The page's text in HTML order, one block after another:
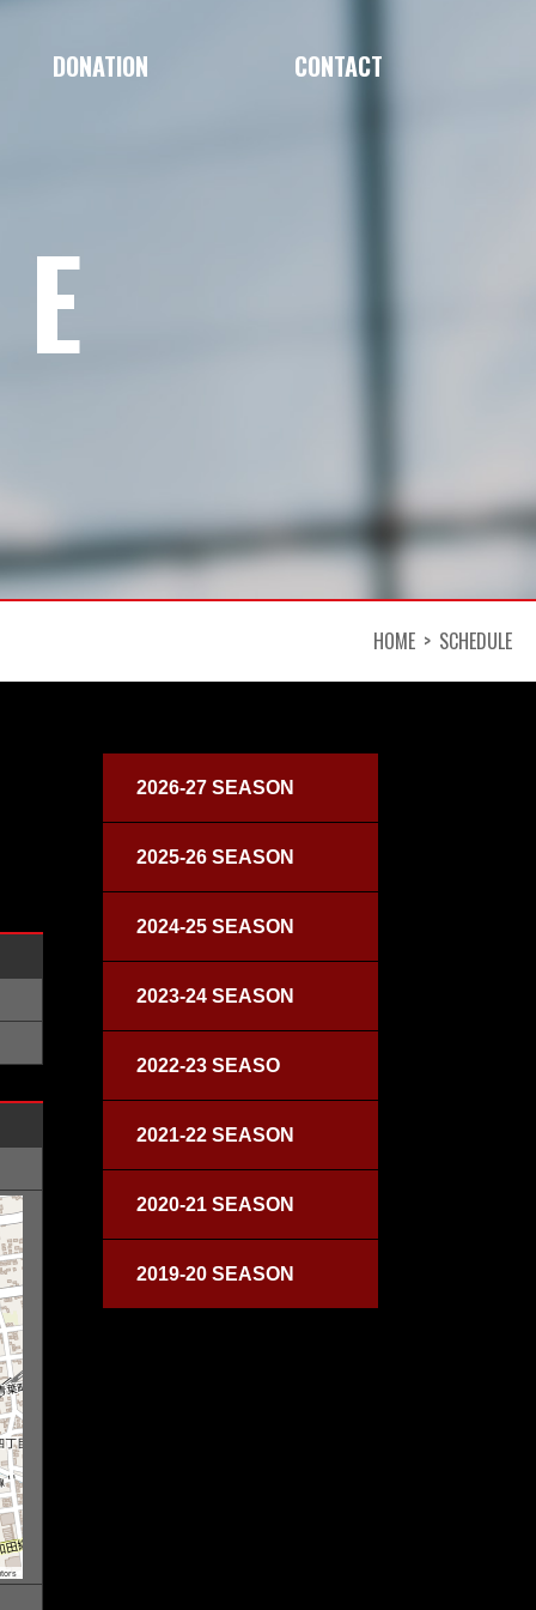
DONATION CONTACT
HOME SCHEDULE
2026-27 SEASON
2025-26 SEASON
2024-25 SEASON
2023-24 SEASON
2022-23 SEASO
2021-22 SEASON
2020-21 SEASON
2019-20 SEASON